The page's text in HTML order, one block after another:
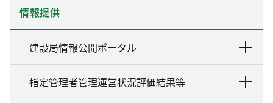
情報提供
建設局情報公開ポータル
指定管理者管理運営状況評価結果等